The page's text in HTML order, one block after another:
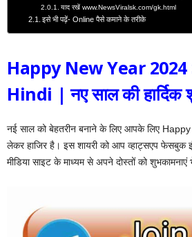
याद रखें www.NewsViralsk.com/gk.html
इसे भी पढ़ें- Online पैसे कमाने के तरीके
Happy New Year
Hindi | नए साल की हार्दिक
नई साल को बेहतरीन बनाने के लिए आपके लिए
लेकर हाजिर है। इस शायरी को आप व्हाट्सएप फेसबुक
मीडिया साइट के माध्यम से अपने दोस्तों को